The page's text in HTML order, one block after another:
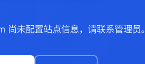
尚未配置站点信息，请联系管理员